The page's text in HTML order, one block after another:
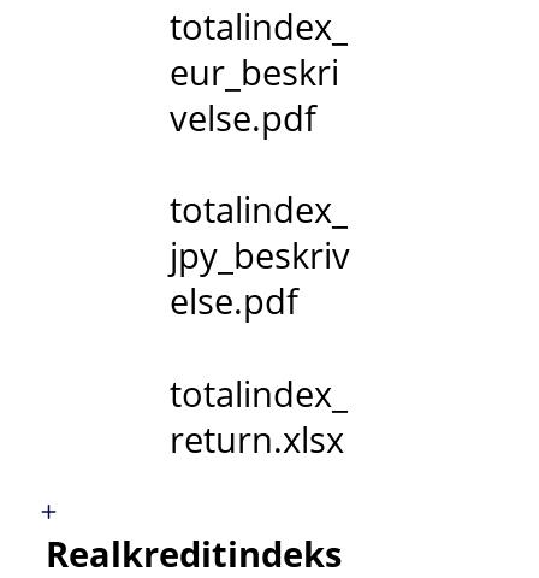
totalindex_
eur_beskri
velse.pdf
totalindex_
jpy_beskriv
else.pdf
totalindex_
return.xlsx
Realkreditindeks